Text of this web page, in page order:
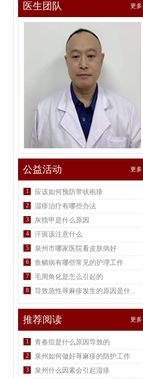
医生团队 更多
公益活动 更多
1 应该如何预防带状疱疹
2 湿疹治疗有哪些办法
3 灰指甲是什么原因
4 汗斑该注意什么
5 泉州市哪家医院看皮肤病好
6 鱼鳞病有哪些常见的护理工作
7 毛周角化是怎么引起的
8 导致急性荨麻疹发生的原因是什...
推荐阅读 更多
1 青春痘是什么原因导致的
2 泉州如何做好荨麻疹的防护工作
3 泉州什么因素会引起湿疹